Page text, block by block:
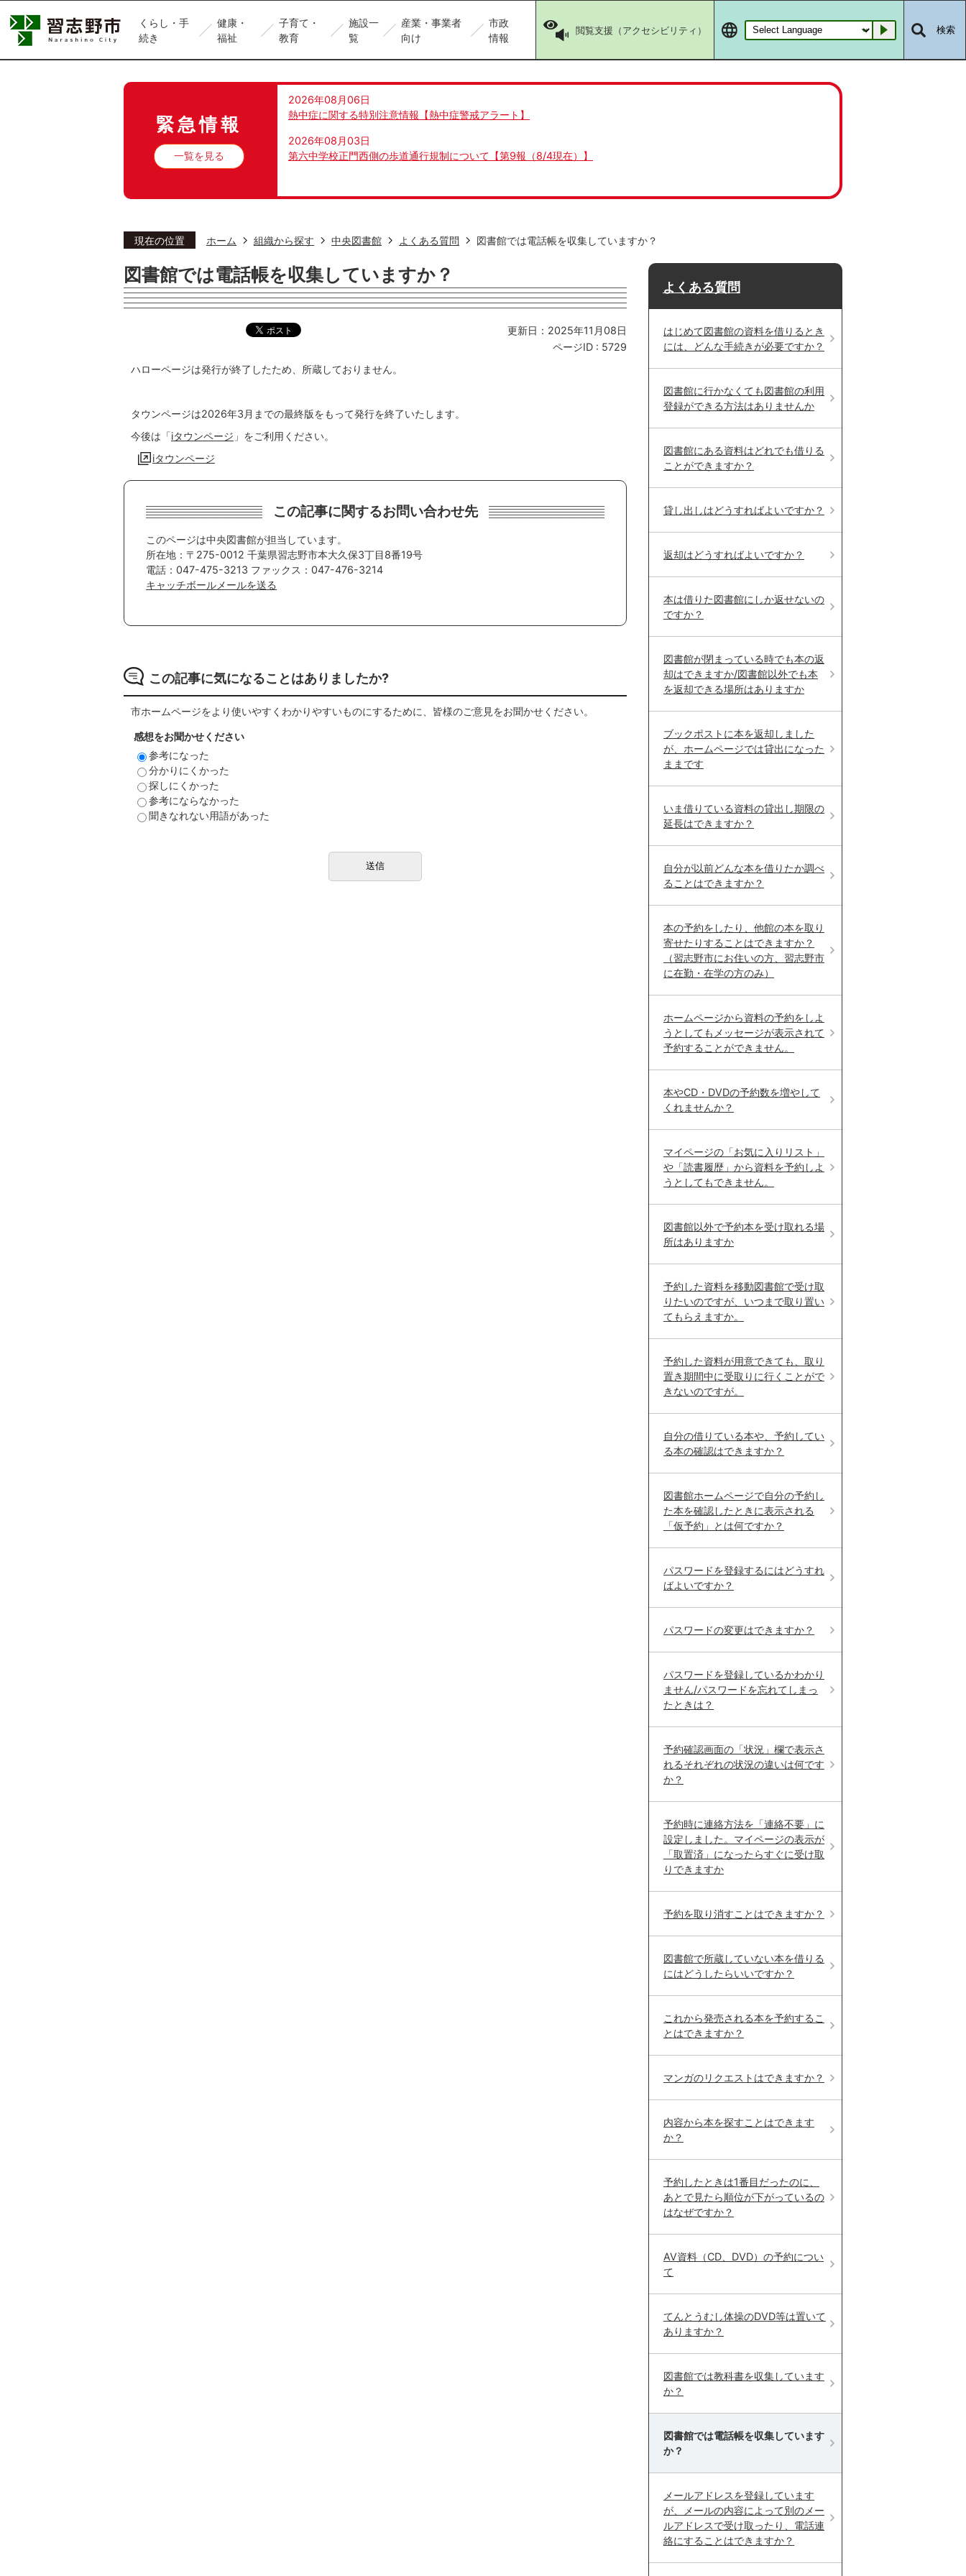
くらし・手
続き
健康・
福祉
子育て・
教育
施設一
覧
産業・事業者
向け
市政
情報
閲覧支援（アクセシビリティ） Go 検索
緊急情報
一覧を見る
2026年08月06日
熱中症に関する特別注意情報【熱中症警戒アラート】
2026年08月03日
第六中学校正門西側の歩道通行規制について【第9報（8/4現在）】
現在の位置 ホーム 組織から探す 中央図書館 よくある質問 図書館では電話帳を収集していますか？
図書館では電話帳を収集していますか？
更新日：2025年11月08日
ページID : 5729
ハローページは発行が終了したため、所蔵しておりません。
タウンページは2026年3月までの最終版をもって発行を終了いたします。
今後は「iタウンページ 」をご利用ください。
iタウンページ
この記事に関するお問い合わせ先
このページは中央図書館が担当しています。
所在地：〒275-0012 千葉県習志野市本大久保3丁目8番19号
電話：047-475-3213 ファックス：047-476-3214
キャッチボールメールを送る
この記事に気になることはありましたか?
市ホームページをより使いやすくわかりやすいものにするために、皆様のご意見をお聞かせください。
感想をお聞かせください
参考になった
分かりにくかった
探しにくかった
参考にならなかった
聞きなれない用語があった
よくある質問
はじめて図書館の資料を借りるとき
には、どんな手続きが必要ですか？
図書館に行かなくても図書館の利用
登録ができる方法はありませんか
図書館にある資料はどれでも借りる
ことができますか？
貸し出しはどうすればよいですか？
返却はどうすればよいですか？
本は借りた図書館にしか返せないの
ですか？
図書館が閉まっている時でも本の返
却はできますか/図書館以外でも本
を返却できる場所はありますか
ブックポストに本を返却しました
が、ホームページでは貸出になった
ままです
いま借りている資料の貸出し期限の
延長はできますか？
自分が以前どんな本を借りたか調べ
ることはできますか？
本の予約をしたり、他館の本を取り
寄せたりすることはできますか？
（習志野市にお住いの方、習志野市
に在勤・在学の方のみ）
ホームページから資料の予約をしよ
うとしてもメッセージが表示されて
予約することができません。
本やCD・DVDの予約数を増やして
くれませんか？
マイページの「お気に入りリスト」
や「読書履歴」から資料を予約しよ
うとしてもできません。
図書館以外で予約本を受け取れる場
所はありますか
予約した資料を移動図書館で受け取
りたいのですが、いつまで取り置い
てもらえますか。
予約した資料が用意できても、取り
置き期間中に受取りに行くことがで
きないのですが。
自分の借りている本や、予約してい
る本の確認はできますか？
図書館ホームページで自分の予約し
た本を確認したときに表示される
「仮予約」とは何ですか？
パスワードを登録するにはどうすれ
ばよいですか？
パスワードの変更はできますか？
パスワードを登録しているかわかり
ません/パスワードを忘れてしまっ
たときは？
予約確認画面の「状況」欄で表示さ
れるそれぞれの状況の違いは何です
か？
予約時に連絡方法を「連絡不要」に
設定しました。マイページの表示が
「取置済」になったらすぐに受け取
りできますか
予約を取り消すことはできますか？
図書館で所蔵していない本を借りる
にはどうしたらいいですか？
これから発売される本を予約するこ
とはできますか？
マンガのリクエストはできますか？
内容から本を探すことはできます
か？
予約したときは1番目だったのに、
あとで見たら順位が下がっているの
はなぜですか？
AV資料（CD、DVD）の予約につい
て
てんとうむし体操のDVD等は置いて
ありますか？
図書館では教科書を収集しています
か？
図書館では電話帳を収集しています
か？
メールアドレスを登録しています
が、メールの内容によって別のメー
ルアドレスで受け取ったり、電話連
絡にすることはできますか？